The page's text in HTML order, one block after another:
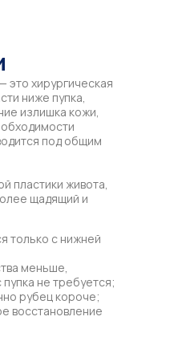
это хирургическая
ниже пупка,
излишка кожи,
под общим
пластики живота,
щадящий и
только с нижней
меньше,
не требуется;
рубец короче;
восстановление